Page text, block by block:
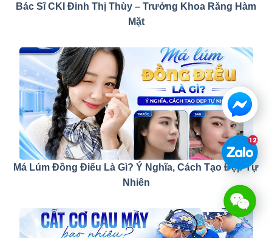
Bác Sĩ CKI Đinh Thị Thùy – Trưởng Khoa Răng Hàm
Mặt
Má Lúm Đồng Điếu Là Gì? Ý Nghĩa, Cách Tạo Đẹp Tự
Nhiên